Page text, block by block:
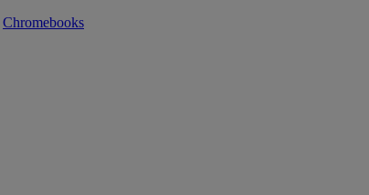
Chromebooks